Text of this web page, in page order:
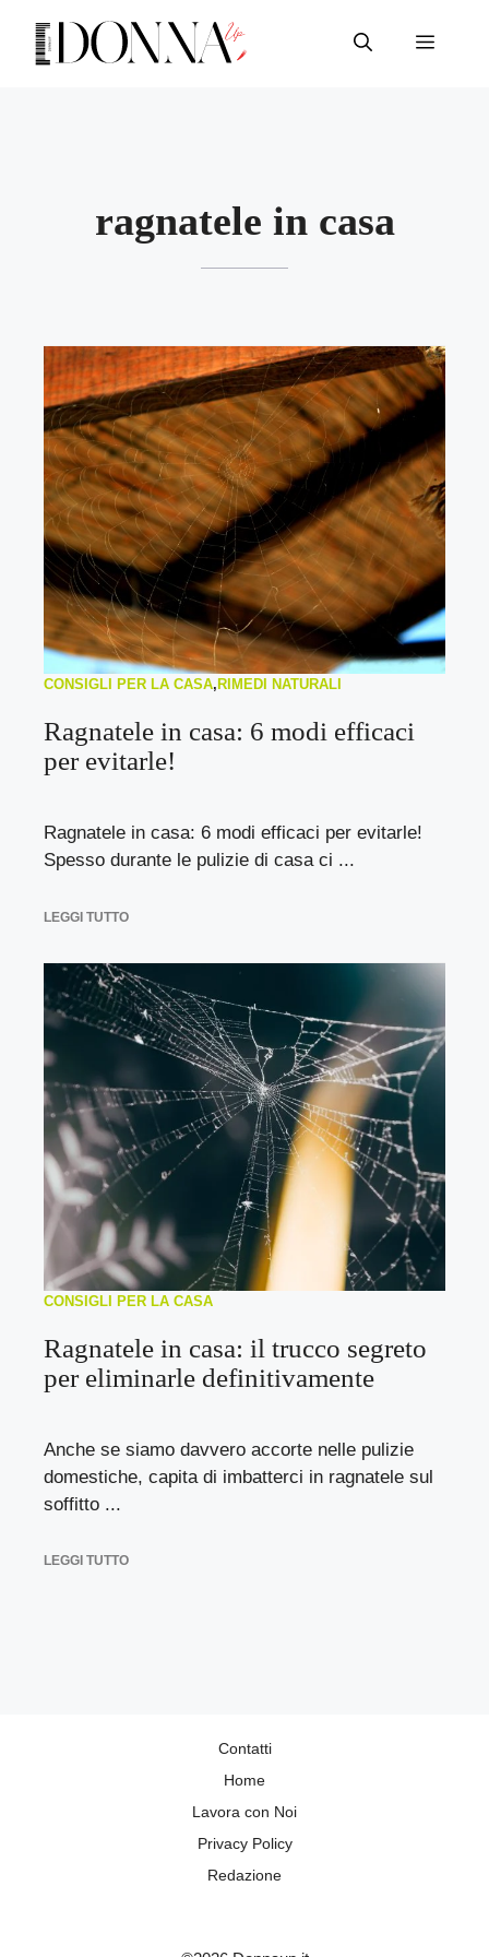
contenuto
Menu
ragnatele in casa
CONSIGLI PER LA CASA, RIMEDI NATURALI
Ragnatele in casa: 6 modi efficaci
per evitarle!
Ragnatele in casa: 6 modi efficaci per evitarle!
Spesso durante le pulizie di casa ci ...
LEGGI TUTTO
CONSIGLI PER LA CASA
Ragnatele in casa: il trucco segreto
per eliminarle definitivamente
Anche se siamo davvero accorte nelle pulizie
domestiche, capita di imbatterci in ragnatele sul
soffitto ...
LEGGI TUTTO
Contatti
Home
Lavora con Noi
Privacy Policy
Redazione